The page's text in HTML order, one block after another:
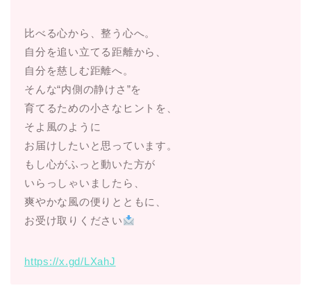
比べる心から、整う心へ。
自分を追い立てる距離から、
自分を慈しむ距離へ。
そんな“内側の静けさ”を
育てるための小さなヒントを、
そよ風のように
お届けしたいと思っています。
もし心がふっと動いた方が
いらっしゃいましたら、
爽やかな風の便りとともに、
お受け取りください
https://x.gd/LXahJ